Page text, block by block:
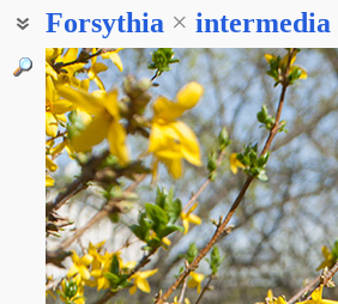
Forsythia × intermedia
Форзиция промежуточная
Форзиция средняя
Форсайтия промежуточная
Форсайтия средняя